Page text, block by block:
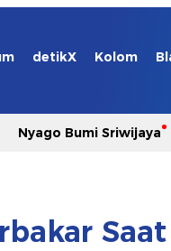
detikX Kolom
Nyago Bumi Sriwijaya